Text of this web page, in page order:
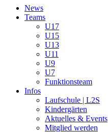
News
Teams
U17
U15
U13
U11
U9
U7
Funktionsteam
Infos
Laufschule | L2S
Kindergärten
Aktuelles & Events
Mitglied werden